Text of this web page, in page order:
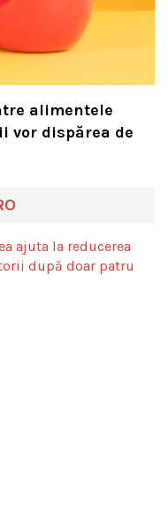
alimentele
vor dispărea de